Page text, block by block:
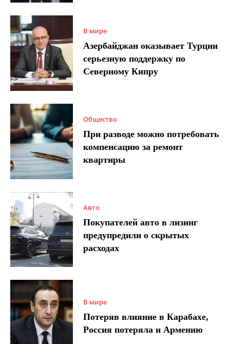
В мире
Азербайджан оказывает Турции
серьезную поддержку по
Северному Кипру
Общество
При разводе можно потребовать
компенсацию за ремонт
квартиры
Авто
Покупателей авто в лизинг
предупредили о скрытых
расходах
В мире
Потеряв влияние в Карабахе,
Россия потеряла и Армению